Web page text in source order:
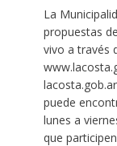
La
propuestas
vivo a través
puede
lunes a
que